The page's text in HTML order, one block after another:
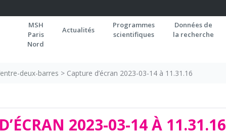
MSH
Paris
Nord
Actualités
Programmes
scientifiques
Données de
la recherche
deux-barres > Capture d’écran 2023-03-14 à 11.31.16
2023-03-14 À 11.31.16